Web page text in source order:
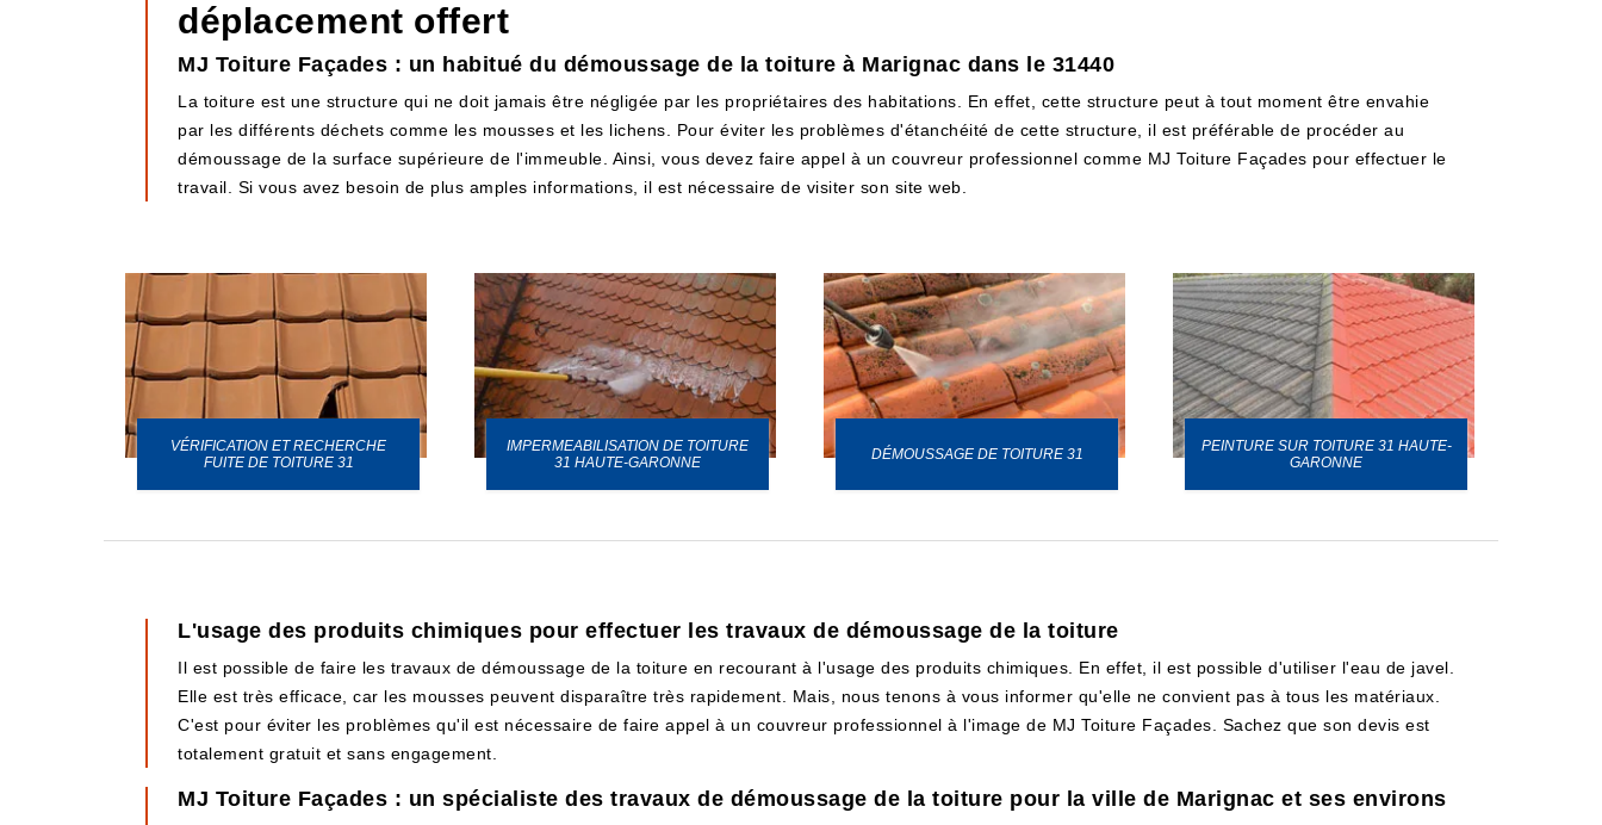
déplacement offert
MJ Toiture Façades : un habitué du démoussage de la toiture à Marignac dans le 31440
La toiture est une structure qui ne doit jamais être négligée par les propriétaires des habitations. En effet, cette structure peut à tout moment être envahie
par les différents déchets comme les mousses et les lichens. Pour éviter les problèmes d'étanchéité de cette structure, il est préférable de procéder au
démoussage de la surface supérieure de l'immeuble. Ainsi, vous devez faire appel à un couvreur professionnel comme MJ Toiture Façades pour effectuer le
travail. Si vous avez besoin de plus amples informations, il est nécessaire de visiter son site web.
VÉRIFICATION ET RECHERCHE
FUITE DE TOITURE 31
IMPERMEABILISATION DE TOITURE
31 HAUTE-GARONNE
DÉMOUSSAGE DE TOITURE 31
PEINTURE SUR TOITURE 31 HAUTE-
GARONNE
L'usage des produits chimiques pour effectuer les travaux de démoussage de la toiture
Il est possible de faire les travaux de démoussage de la toiture en recourant à l'usage des produits chimiques. En effet, il est possible d'utiliser l'eau de javel.
Elle est très efficace, car les mousses peuvent disparaître très rapidement. Mais, nous tenons à vous informer qu'elle ne convient pas à tous les matériaux.
C'est pour éviter les problèmes qu'il est nécessaire de faire appel à un couvreur professionnel à l'image de MJ Toiture Façades. Sachez que son devis est
totalement gratuit et sans engagement.
MJ Toiture Façades : un spécialiste des travaux de démoussage de la toiture pour la ville de Marignac et ses environs